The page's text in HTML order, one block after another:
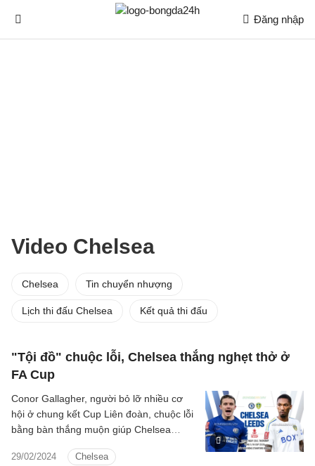
Đăng nhập
Video Chelsea
Chelsea Tin chuyển nhượng
Lịch thi đấu Chelsea Kết quả thi đấu
"Tội đồ" chuộc lỗi, Chelsea thắng nghẹt thở ở
FA Cup
29/02/2024 Chelsea
Conor Gallagher, người bỏ lỡ nhiều cơ
hội ở chung kết Cup Liên đoàn, chuộc lỗi
bằng bàn thắng muộn giúp Chelsea